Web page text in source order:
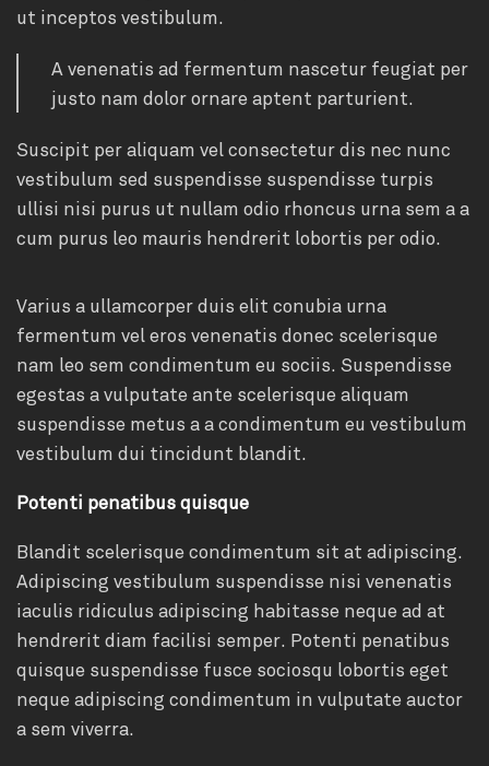
ut inceptos vestibulum.
A venenatis ad fermentum nascetur feugiat per
justo nam dolor ornare aptent parturient.
Suscipit per aliquam vel consectetur dis nec nunc
vestibulum sed suspendisse suspendisse turpis
ullisi nisi purus ut nullam odio rhoncus urna sem a a
cum purus leo mauris hendrerit lobortis per odio.
Varius a ullamcorper duis elit conubia urna
fermentum vel eros venenatis donec scelerisque
nam leo sem condimentum eu sociis. Suspendisse
egestas a vulputate ante scelerisque aliquam
suspendisse metus a a condimentum eu vestibulum
vestibulum dui tincidunt blandit.
Potenti penatibus quisque
Blandit scelerisque condimentum sit at adipiscing.
Adipiscing vestibulum suspendisse nisi venenatis
iaculis ridiculus adipiscing habitasse neque ad at
hendrerit diam facilisi semper. Potenti penatibus
quisque suspendisse fusce sociosqu lobortis eget
neque adipiscing condimentum in vulputate auctor
a sem viverra.